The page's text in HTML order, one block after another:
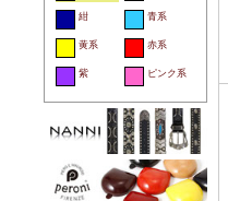
紺 青系
黄系 赤系
紫 ピンク系